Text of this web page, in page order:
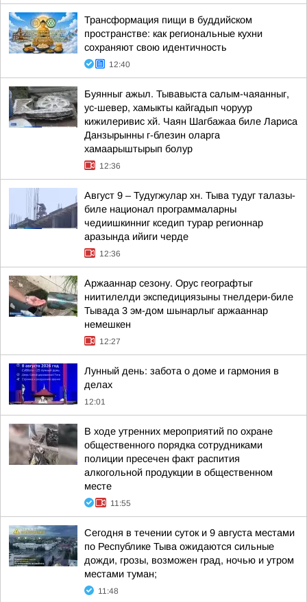
Трансформация пищи в буддийском
пространстве: как региональные кухни
сохраняют свою идентичность
12:40
Буянныг ажыл. Тывавыста салым-чаяанныг,
ус-шевер, хамыкты кайгадып чоруур
кижилеривис хй. Чаян Шагбажаа биле Лариса
Данзырынны г-блезин оларга
хамаарыштырып болур
12:36
Август 9 – Тудугжулар хн. Тыва тудуг талазы-
биле национал программаларны
чедиишкинниг кседип турар регионнар
аразында ийиги черде
12:36
Аржааннар сезону. Орус географтыг
ниитилелди экспедициязыны тнелдери-биле
Тывада 3 эм-дом шынарлыг аржааннар
немешкен
12:27
Лунный день: забота о доме и гармония в
делах
12:01
В ходе утренних мероприятий по охране
общественного порядка сотрудниками
полиции пресечен факт распития
алкогольной продукции в общественном
месте
11:55
Сегодня в течении суток и 9 августа местами
по Республике Тыва ожидаются сильные
дожди, грозы, возможен град, ночью и утром
местами туман;
11:48